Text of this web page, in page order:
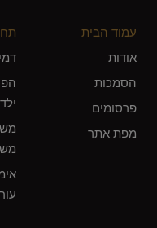
עמוד הבית
אודות
הסמכות
פרסומים
מפת אתר